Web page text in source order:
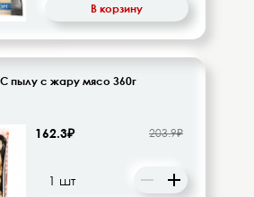
В корзину
пылу с жару мясо 360г
162.3₽ 203.9₽